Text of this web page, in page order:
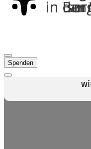
Spenden